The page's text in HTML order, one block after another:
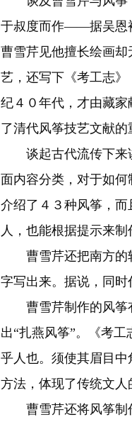
于叔度而作——据吴恩
曹雪芹见他擅长绘画
艺，还写下《考工志
纪４０年代，才由藏
了清代风筝技艺文献的
谈起古代流传下来讲
面内容分类，对于如
介绍了４３种风筝，
人，也能根据提示来制
曹雪芹还把南方的软
字写出来。据说，同时
曹雪芹制作的风筝有
出“扎燕风筝”。《考
乎人也。须使其眉目中
方法，体现了传统文人
曹雪芹还将风筝制作